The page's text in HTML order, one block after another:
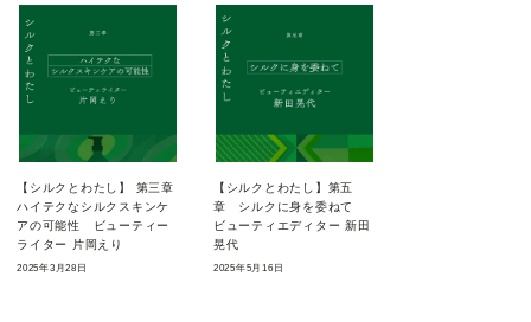
【シルクとわたし】 第三章
ハイテクなシルクスキンケ
アの可能性 ビューティー
ライター 片岡えり
2025年3月28日
【シルクとわたし】第五
章 シルクに身を委ねて
ビューティエディター 新田
晃代
2025年5月16日